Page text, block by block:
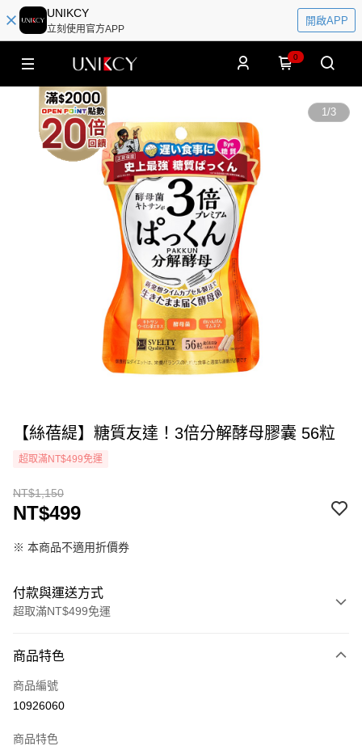
UNIKCY
立刻使用官方APP
開啟APP
0
1/3
【絲蓓緹】糖質友達！3倍分解酵母膠囊 56粒
超取滿NT$499免運
NT$1,150
NT$499
※ 本商品不適用折價券
付款與運送方式
超取滿NT$499免運
icash Pay
信用卡一次付款
商品特色
商品編號
10926060
商品特色